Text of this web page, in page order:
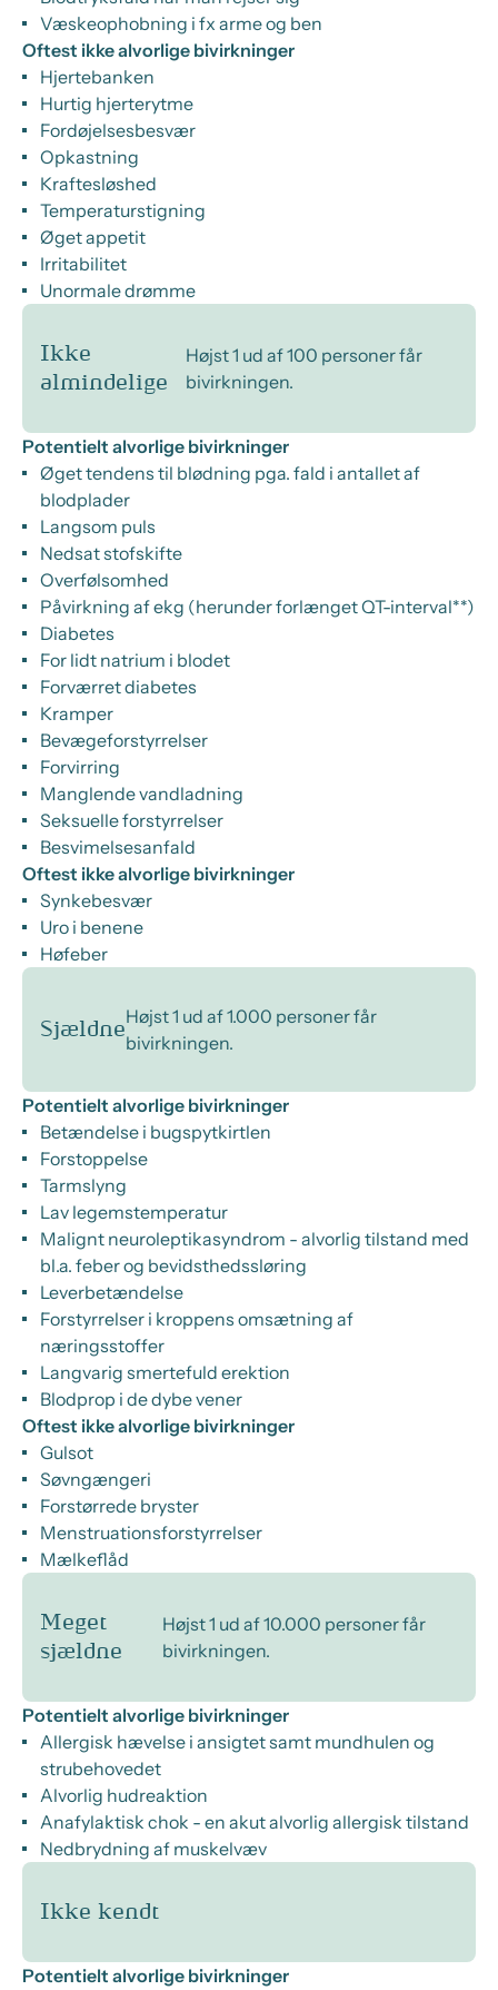
Væskeophobning i fx arme og ben
Oftest ikke alvorlige bivirkninger
Hjertebanken
Hurtig hjerterytme
Fordøjelsesbesvær
Opkastning
Kraftesløshed
Temperaturstigning
Øget appetit
Irritabilitet
Unormale drømme
Ikke
almindelige
Højst 1 ud af 100 personer får
bivirkningen.
Potentielt alvorlige bivirkninger
Øget tendens til blødning pga. fald i antallet af
blodplader
Langsom puls
Nedsat stofskifte
Overfølsomhed
Påvirkning af ekg (herunder forlænget QT-interval**)
Diabetes
For lidt natrium i blodet
Forværret diabetes
Kramper
Bevægeforstyrrelser
Forvirring
Manglende vandladning
Seksuelle forstyrrelser
Besvimelsesanfald
Oftest ikke alvorlige bivirkninger
Synkebesvær
Uro i benene
Høfeber
Sjældne
Højst 1 ud af 1.000 personer får
bivirkningen.
Potentielt alvorlige bivirkninger
Betændelse i bugspytkirtlen
Forstoppelse
Tarmslyng
Lav legemstemperatur
Malignt neuroleptikasyndrom - alvorlig tilstand med
bl.a. feber og bevidsthedssløring
Leverbetændelse
Forstyrrelser i kroppens omsætning af
næringsstoffer
Langvarig smertefuld erektion
Blodprop i de dybe vener
Oftest ikke alvorlige bivirkninger
Gulsot
Søvngængeri
Forstørrede bryster
Menstruationsforstyrrelser
Mælkeflåd
Meget
sjældne
Højst 1 ud af 10.000 personer får
bivirkningen.
Potentielt alvorlige bivirkninger
Allergisk hævelse i ansigtet samt mundhulen og
strubehovedet
Alvorlig hudreaktion
Anafylaktisk chok - en akut alvorlig allergisk tilstand
Nedbrydning af muskelvæv
Ikke kendt
Potentielt alvorlige bivirkninger